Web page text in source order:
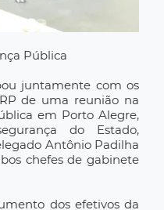
Pública
juntamente com os
de uma reunião na
em Porto Alegre,
do Estado,
Antônio Padilha
chefes de gabinete
dos efetivos da